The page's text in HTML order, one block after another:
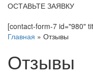
ОСТАВЬТЕ ЗАЯВКУ
[contact-form-7 id="980"
Главная » Отзывы
Отзывы